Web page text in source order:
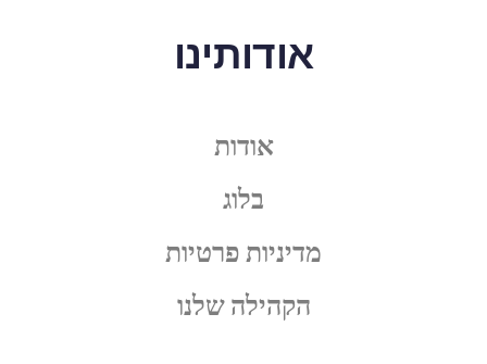
אודותינו
אודות
בלוג
מדיניות פרטיות
הקהילה שלנו